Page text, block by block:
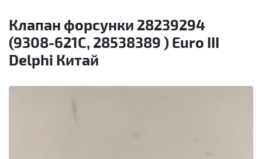
Клапан форсунки 28239294
(9308-621C, 28538389 ) Euro III
Delphi Китай